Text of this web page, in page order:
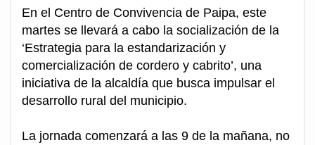
En el Centro de Convivencia de Paipa, este
martes se llevará a cabo la socialización de la
‘Estrategia para la estandarización y
comercialización de cordero y cabrito’, una
iniciativa de la alcaldía que busca impulsar el
desarrollo rural del municipio.
La jornada comenzará a las 9 de la mañana, no